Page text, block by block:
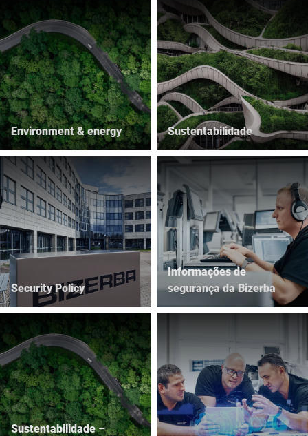
Environment & energy Sustentabilidade
Security Policy
Informações de
segurança da Bizerba
Sustentabilidade –